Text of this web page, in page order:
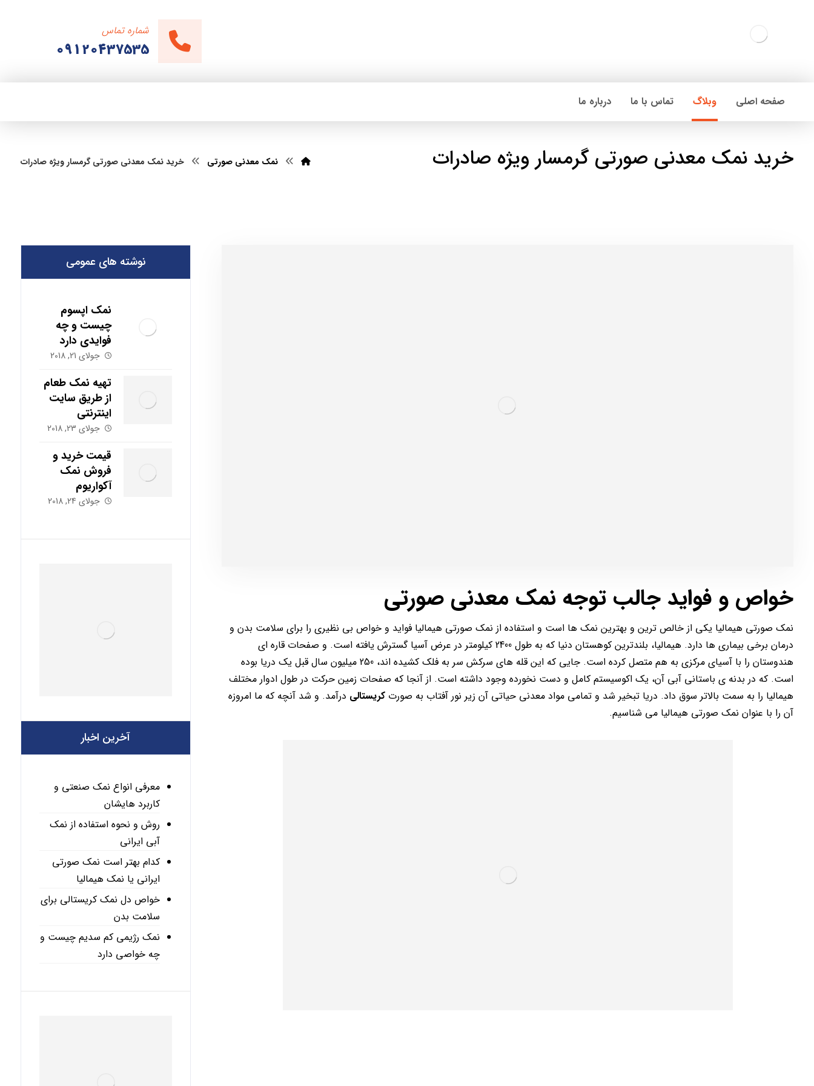
شماره تماس
09120437535
صفحه اصلی وبلاگ تماس با ما درباره ما
خرید نمک معدنی صورتی گرمسار ویژه صادرات نمک معدنی صورتی خرید نمک معدنی صورتی گرمسار ویژه صادرات
خواص و فواید جالب توجه نمک معدنی صورتی
نمک صورتی هیمالیا یکی از خالص ترین و بهترین نمک ها است و استفاده از نمک صورتی هیمالیا فواید و خواص بی نظیری را برای سلامت بدن و
درمان برخی بیماری ها دارد. هیمالیا، بلندترین کوهستان دنیا که به طول 2400 کیلومتر در عرض آسیا گسترش یافته است. و صفحات قاره ای
هندوستان را با آسیای مرکزی به هم متصل کرده است. جایی که این قله های سرکش سر به فلک کشیده اند، 250 میلیون سال قبل یک دریا بوده
است. که در بدنه ی باستانی آبی آن، یک اکوسیستم کامل و دست نخورده وجود داشته است. از آنجا که صفحات زمین حرکت در طول ادوار مختلف
هیمالیا را به سمت بالاتر سوق داد. دریا تبخیر شد و تمامی مواد معدنی حیاتی آن زیر نور آفتاب به صورت کریستالی درآمد. و شد آنچه که ما امروزه
آن را با عنوان نمک صورتی هیمالیا می شناسیم.
نوشته های عمومی
نمک اپسوم
چیست و چه
فوایدی دارد
جولای 21, 2018
تهیه نمک طعام
از طریق سایت
اینترنتی
جولای 23, 2018
قیمت خرید و
فروش نمک
آکواریوم
جولای 24, 2018
آخرین اخبار
معرفی انواع نمک صنعتی و
کاربرد هایشان
روش و نحوه استفاده از نمک
آبی ایرانی
کدام بهتر است نمک صورتی
ایرانی یا نمک هیمالیا
خواص دل نمک کریستالی برای
سلامت بدن
نمک رژیمی کم سدیم چیست و
چه خواصی دارد